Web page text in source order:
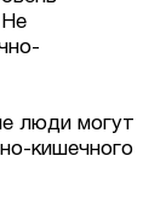
Не
люди могут
кишечного